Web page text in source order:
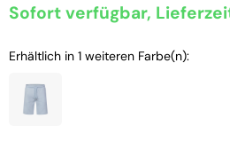
Sofort verfügbar,
Erhältlich in 1 weiteren Farbe(n):